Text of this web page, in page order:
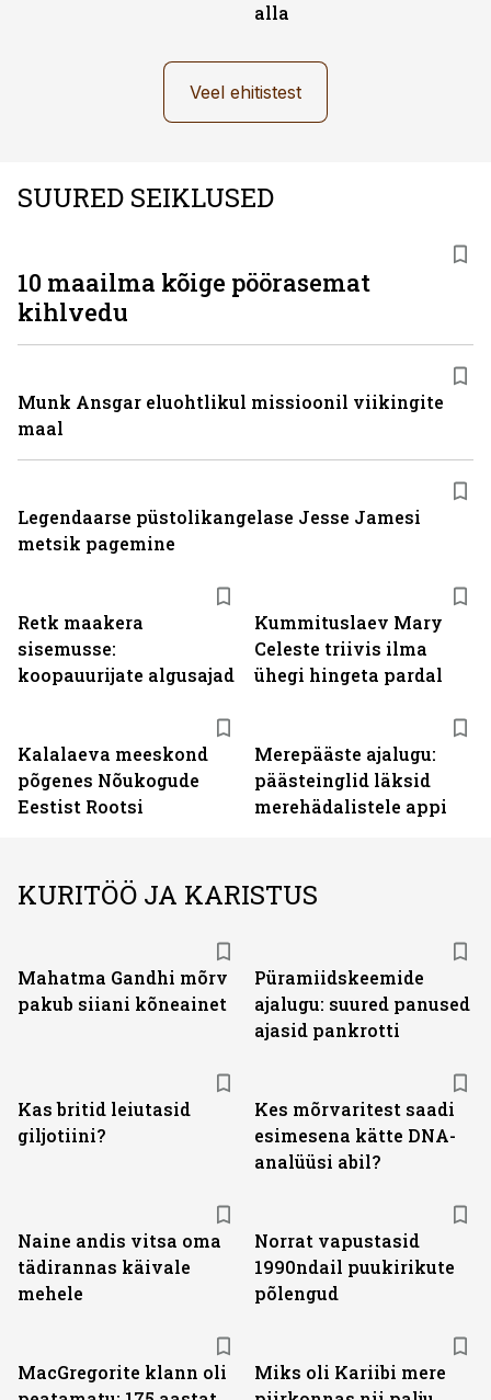
alla
Veel ehitistest
SUURED SEIKLUSED
Retk maakera
sisemusse:
koopauurijate algusajad
Kummituslaev Mary
Celeste triivis ilma
ühegi hingeta pardal
Kalalaeva meeskond
põgenes Nõukogude
Eestist Rootsi
Merepääste ajalugu:
päästeinglid läksid
merehädalistele appi
10 maailma kõige pöörasemat
kihlvedu
Munk Ansgar eluohtlikul missioonil viikingite
maal
Legendaarse püstolikangelase Jesse Jamesi
metsik pagemine
KURITÖÖ JA KARISTUS
Mahatma Gandhi mõrv
pakub siiani kõneainet
Püramiidskeemide
ajalugu: suured panused
ajasid pankrotti
Kas britid leiutasid
giljotiini?
Kes mõrvaritest saadi
esimesena kätte DNA-
analüüsi abil?
Naine andis vitsa oma
tädirannas käivale
mehele
Norrat vapustasid
1990ndail puukirikute
põlengud
MacGregorite klann oli
Miks oli Kariibi mere